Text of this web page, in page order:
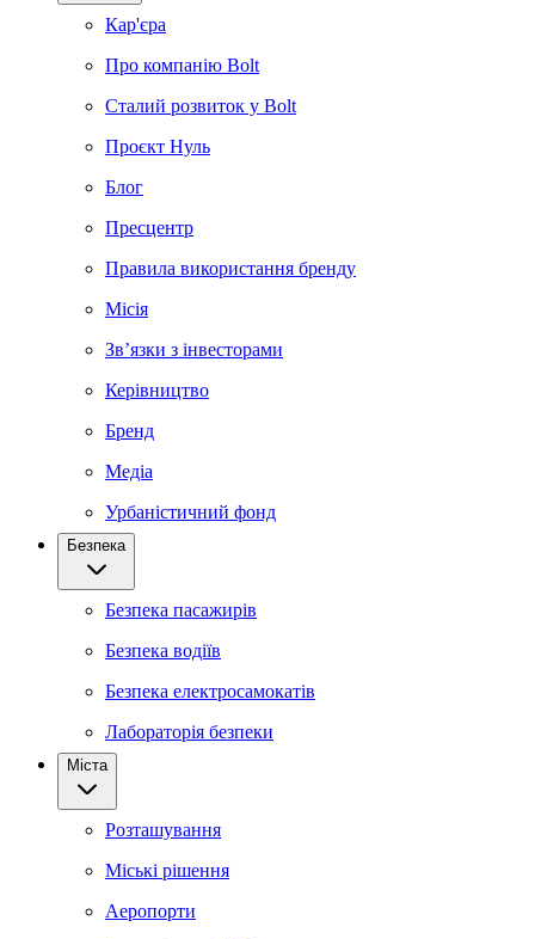
Кар'єра
Про компанію Bolt
Сталий розвиток у Bolt
Проєкт Нуль
Блог
Пресцентр
Правила використання бренду
Місія
Зв’язки з інвесторами
Керівництво
Бренд
Медіа
Урбаністичний фонд
Безпека
Безпека пасажирів
Безпека водіїв
Безпека електросамокатів
Лабораторія безпеки
Міста
Розташування
Міські рішення
Аеропорти